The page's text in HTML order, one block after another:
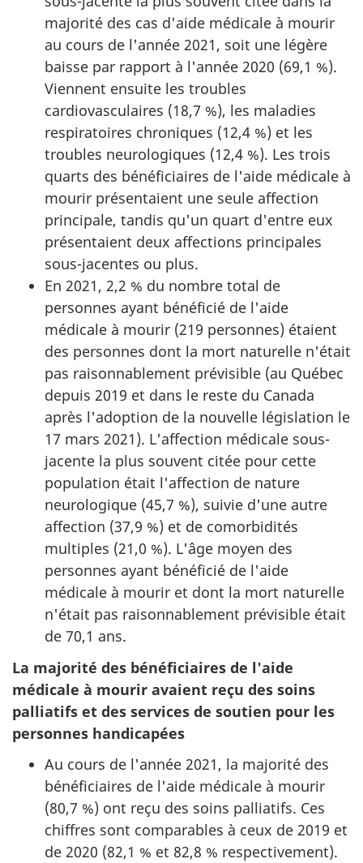
majorité des cas d'aide médicale à mourir
au cours de l'année 2021, soit une légère
baisse par rapport à l'année 2020 (69,1 %).
Viennent ensuite les troubles
cardiovasculaires (18,7 %), les maladies
respiratoires chroniques (12,4 %) et les
troubles neurologiques (12,4 %). Les trois
quarts des bénéficiaires de l'aide médicale à
mourir présentaient une seule affection
principale, tandis qu'un quart d'entre eux
présentaient deux affections principales
sous-jacentes ou plus.
En 2021, 2,2 % du nombre total de
personnes ayant bénéficié de l'aide
médicale à mourir (219 personnes) étaient
des personnes dont la mort naturelle n'était
pas raisonnablement prévisible (au Québec
depuis 2019 et dans le reste du Canada
après l'adoption de la nouvelle législation le
17 mars 2021). L'affection médicale sous-
jacente la plus souvent citée pour cette
population était l'affection de nature
neurologique (45,7 %), suivie d'une autre
affection (37,9 %) et de comorbidités
multiples (21,0 %). L'âge moyen des
personnes ayant bénéficié de l'aide
médicale à mourir et dont la mort naturelle
n'était pas raisonnablement prévisible était
de 70,1 ans.
La majorité des bénéficiaires de l'aide
médicale à mourir avaient reçu des soins
palliatifs et des services de soutien pour les
personnes handicapées
Au cours de l'année 2021, la majorité des
bénéficiaires de l'aide médicale à mourir
(80,7 %) ont reçu des soins palliatifs. Ces
chiffres sont comparables à ceux de 2019 et
de 2020 (82,1 % et 82,8 % respectivement).